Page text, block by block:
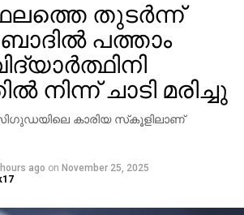
തുടര്‍ന്ന്
പത്താം
നിന്ന് ചാടി മരിച്ചു
കാരിയ സ്‌കൂളിലാണ്
ago on November 25, 2025